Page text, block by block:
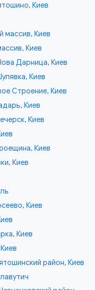
Киев
массив, Киев
Киев
Дарница, Киев
Киев
Строение, Киев
Киев
Киев
Киев
Киев
Киев
Киев
район, Киев